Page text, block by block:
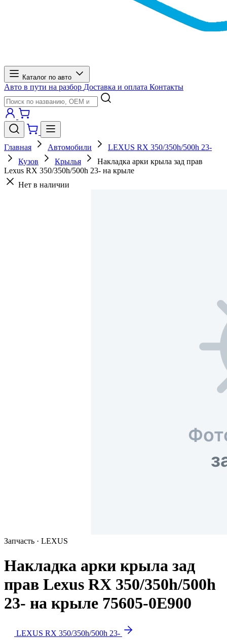
Каталог по авто
Авто в пути на разбор Доставка и оплата Контакты
Главная Автомобили
LEXUS RX 350/350h/500h 23-
Кузов
Крылья
Накладка арки крыла зад прав
Lexus RX 350/350h/500h 23- на крыле
Нет в наличии
Запчасть · LEXUS
Накладка арки крыла зад
прав Lexus RX 350/350h/500h
23- на крыле 75605-0E900
LEXUS RX 350/350h/500h 23-